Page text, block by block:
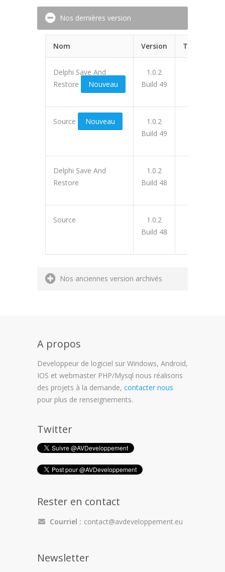
Nos dernières version
Nom Version Téléchargé
Delphi Save And
Restore
Nouveau
1.0.2
Build 49
Source Nouveau
1.0.2
Build 49
Delphi Save And
Restore
1.0.2
Build 48
Source
1.0.2
Build 48
Nos anciennes version archivés
A propos
Developpeur de logiciel sur Windows, Android,
IOS et webmaster PHP/Mysql nous réalisons
des projets à la demande, contacter nous
pour plus de renseignements.
Twitter
Rester en contact
Courriel : contact@avdeveloppement.eu
Newsletter